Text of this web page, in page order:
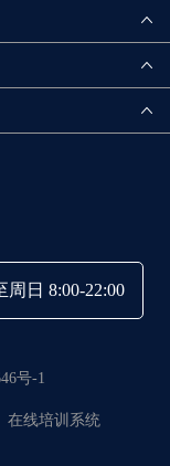
周日 8:00-22:00
号-1
在线培训系统